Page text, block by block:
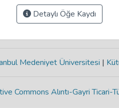
Detaylı Öğe Kaydı
Medeniyet Üniversitesi |
Commons Alıntı-Gayri Ticari-